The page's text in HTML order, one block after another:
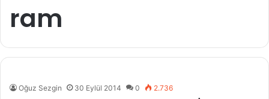
ram
Oğuz Sezgin 30 Eylül 2014 0 2.736